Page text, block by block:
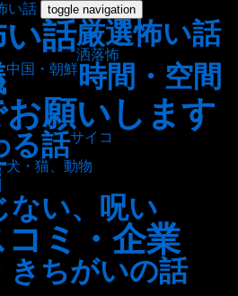
い話 toggle navigation
話厳選怖い話
洒落怖
中国・朝鮮 時間・空間
願いします
る話サイコ
犬・猫、動物
ない、呪い
ミ・企業
きちがいの話